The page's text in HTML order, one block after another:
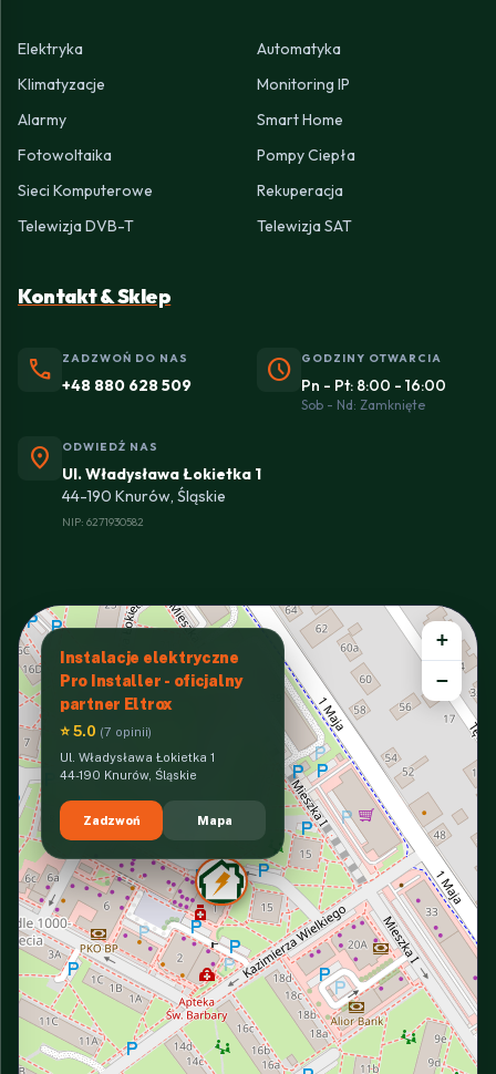
Elektryka
Automatyka
Klimatyzacje
Monitoring IP
Alarmy
Smart Home
Fotowoltaika
Pompy Ciepła
Sieci Komputerowe
Rekuperacja
Telewizja DVB-T
Telewizja SAT
Kontakt & Sklep
phone ZADZWOŃ DO NAS
+48 880 628 509 schedule GODZINY OTWARCIA
Pn - Pt: 8:00 - 16:00
Sob - Nd: Zamknięte
location_on ODWIEDŹ NAS
Ul. Władysława Łokietka 1
44-190 Knurów, Śląskie
NIP: 6271930582
Instalacje elektryczne
Pro Installer - oficjalny
partner Eltrox
⭐ 5.0 (7 opinii)
Ul. Władysława Łokietka 1
44-190 Knurów, Śląskie
Zadzwoń Mapa
+
−